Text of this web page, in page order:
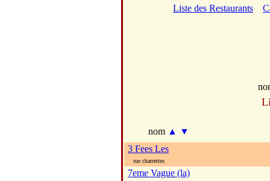
Liste des Restaurants
nom ▲
▼
3 Fees Les
rue charrettes
7eme Vague (la)